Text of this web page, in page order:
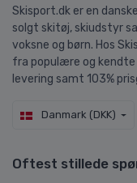
Skisport.dk er en
solgt skitøj, skiudstyr
voksne og børn. Hos
fra populære og
levering samt 103%
Danmark (DKK)
Oftest stillede